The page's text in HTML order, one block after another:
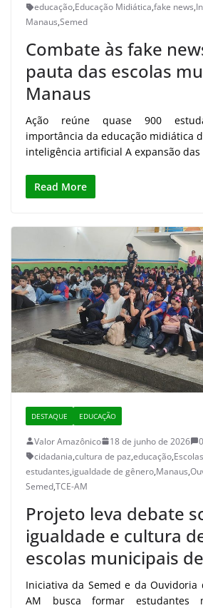
educação,Educação Midiática,fake news,
Manaus,Semed
Combate às fake
pauta das escolas
Manaus
Ação reúne quase 900
importância da educação midiática
inteligência artificial A expansão das
Read More
DESTAQUE EDUCAÇÃO
Valor Amazônico 18 de junho de 2026
cidadania,cultura de paz,educação,
estudantes,igualdade de gênero,Manaus,
Semed,TCE-AM
Projeto leva debate
igualdade e cultura
escolas municipais
Iniciativa da Semed e da Ouvidoria
AM busca formar estudantes